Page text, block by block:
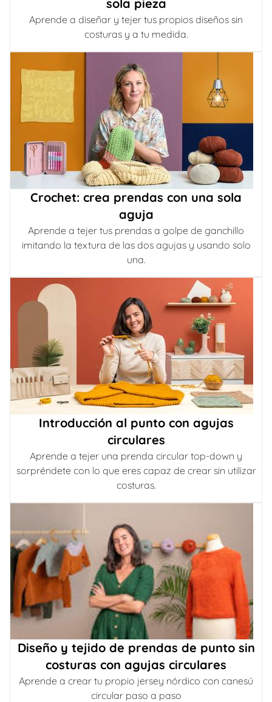
sola pieza
Aprende a diseñar y tejer tus propios diseños sin
costuras y a tu medida.
Crochet: crea prendas con una sola
aguja
Aprende a tejer tus prendas a golpe de ganchillo
imitando la textura de las dos agujas y usando solo
una.
Introducción al punto con agujas
circulares
Aprende a tejer una prenda circular top-down y
sorpréndete con lo que eres capaz de crear sin utilizar
costuras.
Diseño y tejido de prendas de punto sin
costuras con agujas circulares
Aprende a crear tu propio jersey nórdico con canesú
circular paso a paso